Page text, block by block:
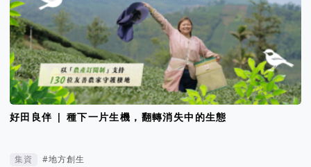
好田良伴 | 種下一片生機，翻轉消失中的生態
集資 #地方創生